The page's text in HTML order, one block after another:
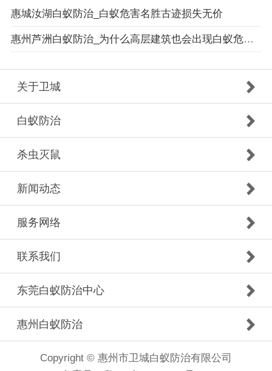
惠城汝湖白蚁防治_白蚁危害名胜古迹损失无价
惠州芦洲白蚁防治_为什么高层建筑也会出现白蚁危害情况
关于卫城
白蚁防治
杀虫灭鼠
新闻动态
服务网络
联系我们
东莞白蚁防治中心
惠州白蚁防治
Copyright © 惠州市卫城白蚁防治有限公司